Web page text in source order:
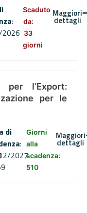
:
Scaduto
da:
33
giorni
Maggiori
dettagli
per l’Export:
per le
di
:
2027
Giorni
alla
scadenza:
510
Maggiori
dettagli